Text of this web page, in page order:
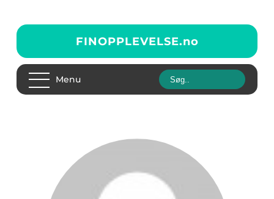
FINOPPLEVELSE.no
Menu